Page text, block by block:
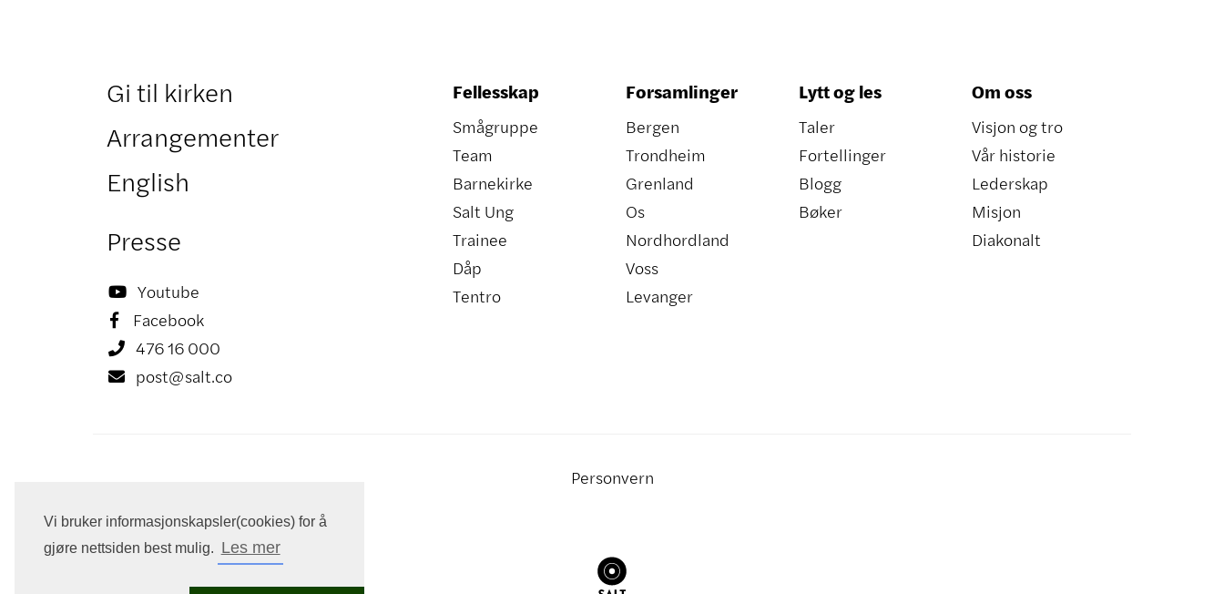
Vi bruker informasjonskapsler(cookies) for å
gjøre nettsiden best mulig. Les mer
Gi til kirken
Arrangementer
English
Presse
 Youtube
 Facebook
 476 16 000
 post@salt.co
Fellesskap
Smågruppe
Team
Barnekirke
Salt Ung
Trainee
Dåp
Tentro
Forsamlinger
Bergen
Trondheim
Grenland
Os
Nordhordland
Voss
Levanger
Lytt og les
Taler
Fortellinger
Blogg
Bøker
Om oss
Visjon og tro
Vår historie
Lederskap
Misjon
Diakonalt
Personvern